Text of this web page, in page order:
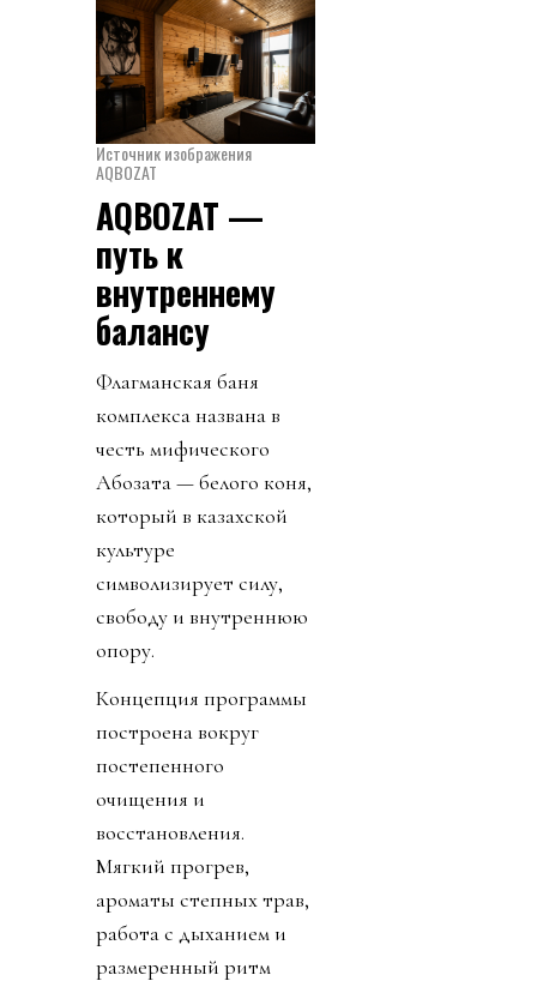
Источник изображения
AQBOZAT
AQBOZAT —
путь к
внутреннему
балансу
Флагманская баня
комплекса названа в
честь мифического
Ақбозата — белого коня,
который в казахской
культуре
символизирует силу,
свободу и внутреннюю
опору.
Концепция программы
построена вокруг
постепенного
очищения и
восстановления.
Мягкий прогрев,
ароматы степных трав,
работа с дыханием и
размеренный ритм